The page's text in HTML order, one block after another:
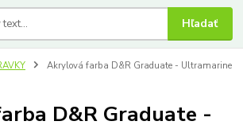
Hľadať
Akrylová farba D&R Graduate - Ultramarine
D&R Graduate -